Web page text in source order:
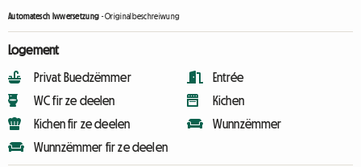
Automatesch Iwwersetzung -Originalbeschreiwung
Logement
Privat Buedzëmmer
WC fir ze deelen
Kichen fir ze deelen
Wunnzëmmer fir ze deelen
Entrée
Kichen
Wunnzëmmer